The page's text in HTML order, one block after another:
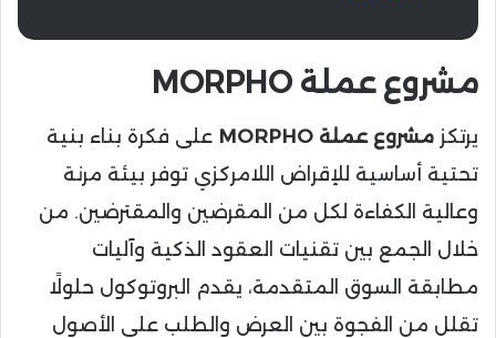
مشروع عملة MORPHO
يرتكز مشروع عملة MORPHO
على فكرة بناء بنية
تحتية أساسية للإقراض اللامركزي توفر بيئة مرنة
وعالية الكفاءة لكل من المقرضين والمقترضين. من
خلال الجمع بين تقنيات العقود الذكية وآليات
مطابقة السوق المتقدمة، يقدم البروتوكول حلولًا
تقلل من الفجوة بين العرض والطلب على الأصول